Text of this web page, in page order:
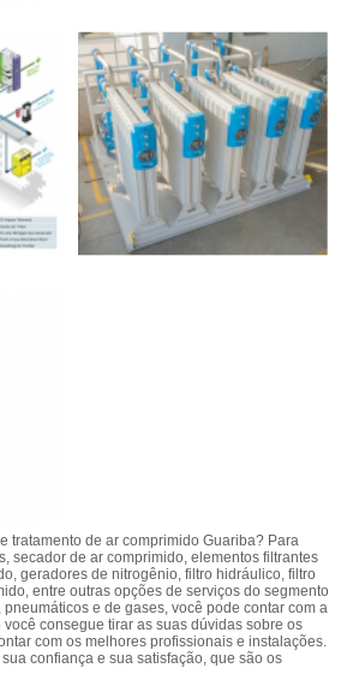
tratamento de ar comprimido Guariba? Para
secador de ar comprimido, elementos filtrantes
geradores de nitrogênio, filtro hidráulico, filtro
entre outras opções de serviços do segmento
e de gases, você pode contar com a
consegue tirar as suas dúvidas sobre os
com os melhores profissionais e instalações.
confiança e sua satisfação, que são os